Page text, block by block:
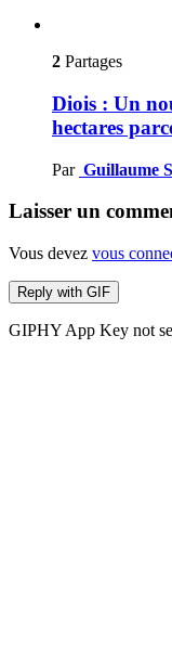
2 Partages
Diois : Un
hectares
Par Guillaume
Laisser un
Vous devez vous
Reply with GIF
GIPHY App Key not